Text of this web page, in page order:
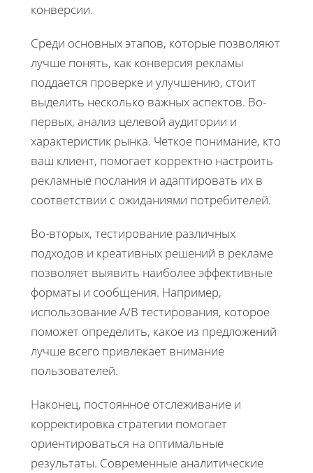
конверсии.
Среди основных этапов, которые позволяют
лучше понять, как конверсия рекламы
поддается проверке и улучшению, стоит
выделить несколько важных аспектов. Во-
первых, анализ целевой аудитории и
характеристик рынка. Четкое понимание, кто
ваш клиент, помогает корректно настроить
рекламные послания и адаптировать их в
соответствии с ожиданиями потребителей.
Во-вторых, тестирование различных
подходов и креативных решений в рекламе
позволяет выявить наиболее эффективные
форматы и сообщения. Например,
использование A/B тестирования, которое
поможет определить, какое из предложений
лучше всего привлекает внимание
пользователей.
Наконец, постоянное отслеживание и
корректировка стратегии помогает
ориентироваться на оптимальные
результаты. Современные аналитические